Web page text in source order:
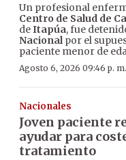
Un profesional
Centro de Salud de
deItapúa, fue
Nacionalpor el
paciente menor de
Agosto 6, 2026 09:46 p. m.
Nacionales
Joven paciente
ayudar para
tratamiento